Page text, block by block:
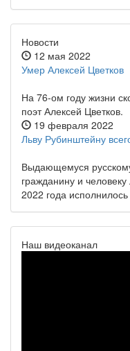
Новости
12 мая 2022
Умер Алексей Цветков
На 76-ом году жизни
поэт Алексей Цветков.
19 февраля 2022
Льву Рубинштейну
Выдающемуся
гражданину и
2022 года
Наш видеоканал